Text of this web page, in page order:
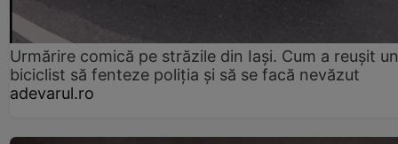
Urmărire comică pe străzile din Iași. Cum a reușit un
biciclist să fenteze poliția și să se facă nevăzut
adevarul.ro